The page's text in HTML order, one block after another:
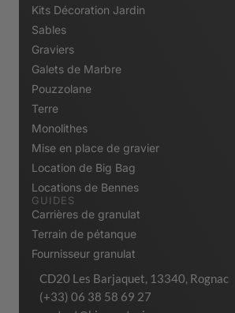
Kits Décoration Jardin
Sables
Graviers
Galets de Marbre
Pouzzolane
Terre
Monolithes
Mise en place de gravier
Location de Big Bag
Locations de Bennes
GUIDES
Carrières de granulat
Terrain de pétanque
Fournisseur granulat
CD20 Les Barjaquet, 13340, Rognac
(+33) 06 38 58 69 27